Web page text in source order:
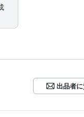
出品者